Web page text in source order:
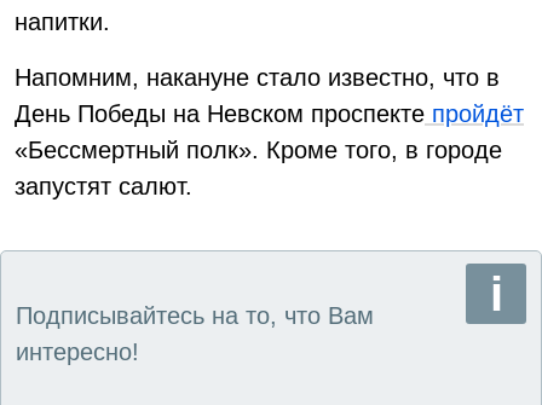
напитки.
Напомним, накануне стало известно, что в
День Победы на Невском проспекте пройдёт
«Бессмертный полк». Кроме того, в городе
запустят салют.
Подписывайтесь на то, что Вам
интересно!